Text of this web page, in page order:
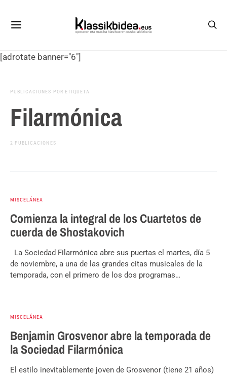
[adrotate banner="6"]
PUBLICACIONES POR ETIQUETA
Filarmónica
2 PUBLICACIONES
MISCELÁNEA
Comienza la integral de los Cuartetos de
cuerda de Shostakovich
La Sociedad Filarmónica abre sus puertas el martes, día 5
de noviembre, a una de las grandes citas musicales de la
temporada, con el primero de los dos programas…
MISCELÁNEA
Benjamin Grosvenor abre la temporada de
la Sociedad Filarmónica
El estilo inevitablemente joven de Grosvenor (tiene 21 años)